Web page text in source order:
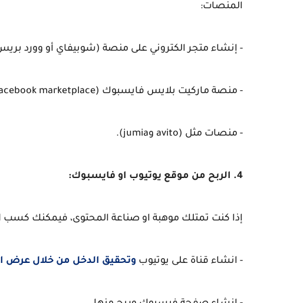
المنصات:
- إنشاء متجر الكتروني على منصة (شوبيفاي أو وورد
- منصة ماركيت بلايس فايسبوك (Facebook marketplace)
- منصات مثل (avito وjumia).
4. الربح من موقع يوتيوب او فايسبوك:
إذا كنت تمتلك موهبة او صناعة المحتوى، فيمكنك كسب
- انشاء قناة على يوتيوب وتحقيق الدخل من خلال عرض